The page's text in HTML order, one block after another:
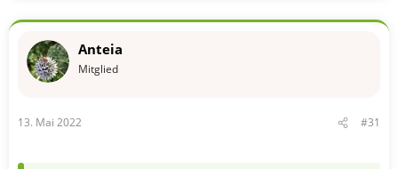
Anteia
Mitglied
13. Mai 2022 #31